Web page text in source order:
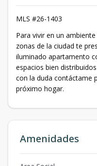
MLS #26-1403
Para vivir en un
zonas de la ciudad te
iluminado apartamento
espacios bien
con la duda contáctame
próximo hogar.
Amenidades